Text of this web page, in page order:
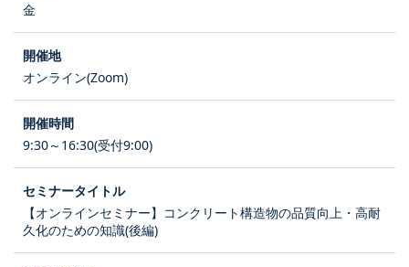
金
オンライン(Zoom)
9:30～16:30(受付9:00)
【オンラインセミナー】コンクリート構造物の品質向上・高耐
久化のための知識(後編)